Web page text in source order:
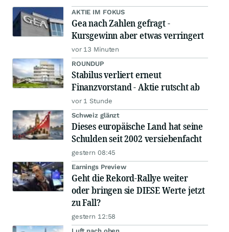
AKTIE IM FOKUS
Gea nach Zahlen gefragt -
Kursgewinn aber etwas verringert
vor 13 Minuten
ROUNDUP
Stabilus verliert erneut
Finanzvorstand - Aktie rutscht ab
vor 1 Stunde
Schweiz glänzt
Dieses europäische Land hat seine
Schulden seit 2002 versiebenfacht
gestern 08:45
Earnings Preview
Geht die Rekord-Rallye weiter
oder bringen sie DIESE Werte jetzt
zu Fall?
gestern 12:58